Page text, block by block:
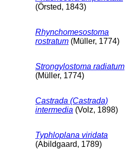
(Örsted, 1843)
Rhynchomesostoma
rostratum (Müller, 1774)
Strongylostoma radiatum
(Müller, 1774)
Castrada (Castrada)
intermedia (Volz, 1898)
Typhloplana viridata
(Abildgaard, 1789)